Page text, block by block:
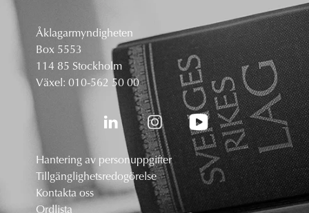
Åklagarmyndigheten
Box 5553
114 85 Stockholm
Växel: 010-562 50 00
Hantering av personuppgifter
Tillgänglighetsredogörelse
Kontakta oss
Ordlista